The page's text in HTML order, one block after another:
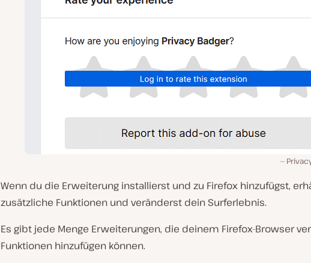
Wenn du die Erweiterung installierst und zu Firefox hinzufügst,
zusätzliche Funktionen und veränderst dein Surferlebnis.
Es gibt jede Menge Erweiterungen, die deinem Firefox-Browser
Funktionen hinzufügen können.